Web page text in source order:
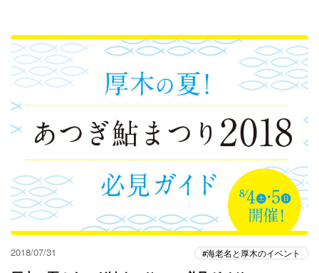
2018/07/31 海老名と厚木のイベント